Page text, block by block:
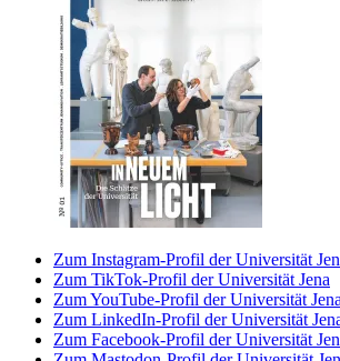
Zum Instagram-Profil der Universität
Zum TikTok-Profil der Universität Jena
Zum YouTube-Profil der Universität Jena
Zum LinkedIn-Profil der Universität
Zum Facebook-Profil der Universität